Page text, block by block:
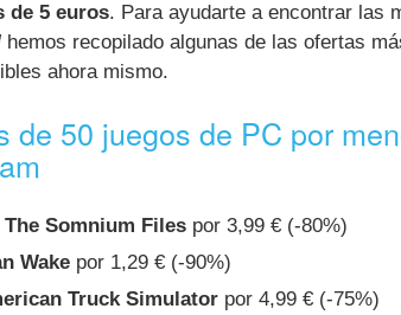
de 5 euros. Para ayudarte a encontrar las
hemos recopilado algunas de las ofertas
ahora mismo.
de 50 juegos de PC por
The Somnium Files por 3,99 € (-80%)
Wake por 1,29 € (-90%)
Truck Simulator por 4,99 € (-75%)